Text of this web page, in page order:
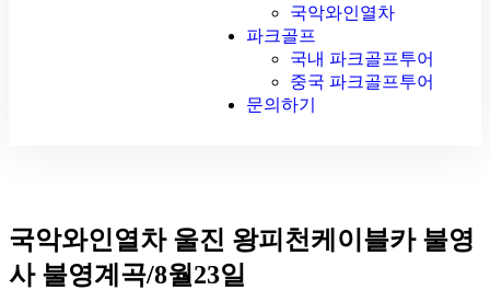
국악와인열차
파크골프
국내 파크골프투어
중국 파크골프투어
문의하기
국악와인열차 울진 왕피천케이블카 불영
사 불영계곡/8월23일